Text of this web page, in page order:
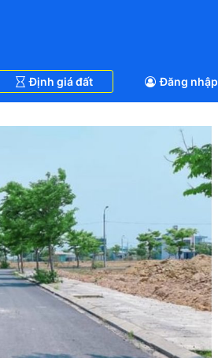
Định giá đất Đăng nhập